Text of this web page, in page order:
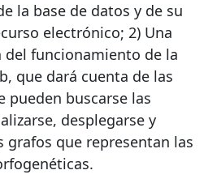
la base de datos y de su
electrónico; 2) Una
del funcionamiento de la
que dará cuenta de las
pueden buscarse las
desplegarse y
grafos que representan las